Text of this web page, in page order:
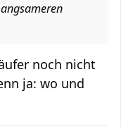
noch nicht
ja: wo und